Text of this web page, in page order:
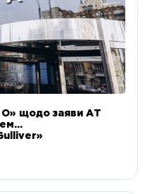
О» щодо заяви АТ